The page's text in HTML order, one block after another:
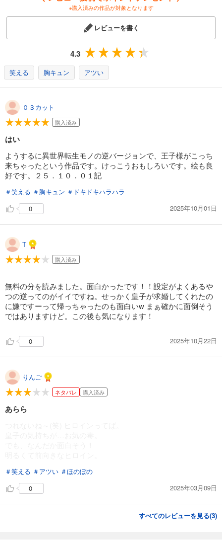
※購入済みの作品が対象となります
レビューを書く
4.3
笑える 胸キュン アツい
０３カット
購入済み
はい
ようするに異世界転生モノの逆バージョンで、王子様がこっち
来ちゃったという作品です。けっこうおもしろいです。絵も良
好です。２５．１０．０１記
＃笑える ＃胸キュン ＃ドキドキハラハラ
0
2025年10月01日
T
購入済み
無料の分を読みました。面白かったです！！設定がよくあるや
つの逆ってのがイイですね。せっかく皇子が求婚してくれたの
に嫌ですーって帰っちゃったのも面白いw まぁ確かに面倒そう
ではありますけど。この後も気になります！
0 2025年10月22日
りんご
ネタバレ 購入済み
あらら
＃笑える ＃アツい ＃ほのぼの
0
2025年03月09日
すべてのレビューを見る(3)